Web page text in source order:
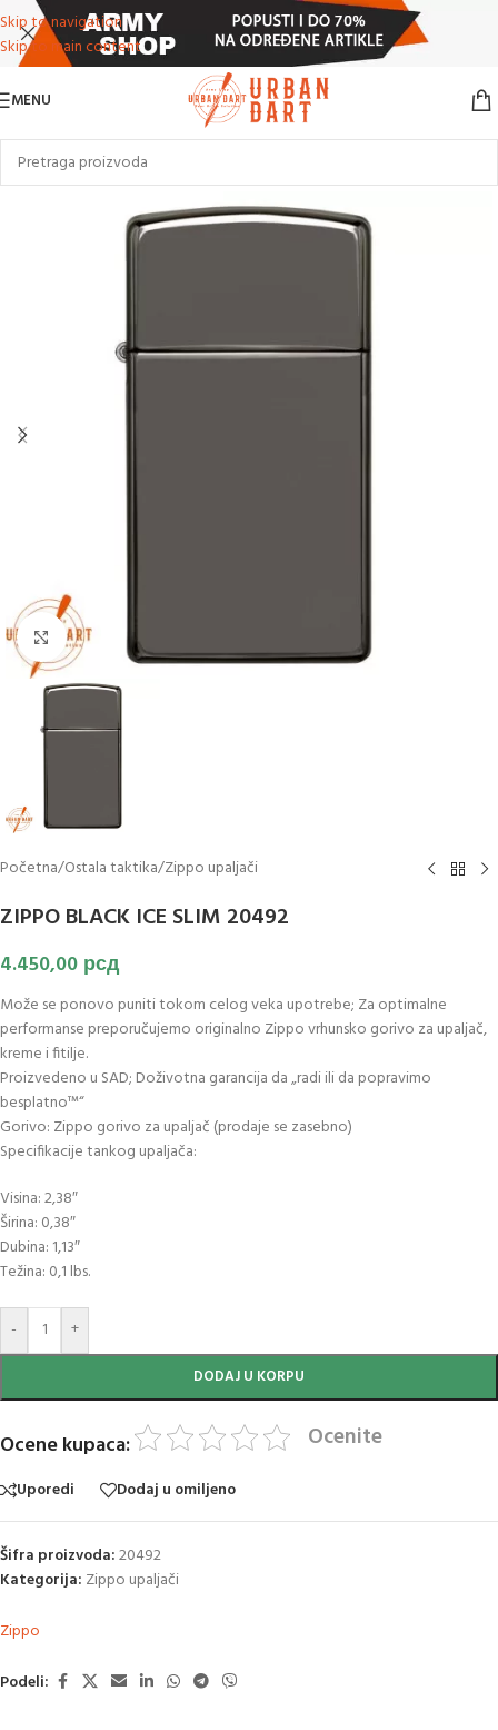
Skip to navigation
Skip to main content
MENU
Klikni za uvećanje slike
Početna/Ostala taktika/Zippo upaljači
ZIPPO BLACK ICE SLIM 20492
4.450,00 рсд
Može se ponovo puniti tokom celog veka upotrebe; Za optimalne
performanse preporučujemo originalno Zippo vrhunsko gorivo za upaljač,
kreme i fitilje.
Proizvedeno u SAD; Doživotna garancija da „radi ili da popravimo
besplatno™“
Gorivo: Zippo gorivo za upaljač (prodaje se zasebno)
Specifikacije tankog upaljača:
Visina: 2,38″
Širina: 0,38″
Dubina: 1,13″
Težina: 0,1 lbs.
- +
DODAJ U KORPU
Ocene kupaca: Ocenite
Uporedi Dodaj u omiljeno
Šifra proizvoda:20492
Kategorija: Zippo upaljači
Zippo
Podeli: